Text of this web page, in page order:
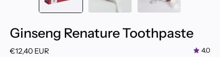
Ginseng Renature Toothpaste
€12,40 EUR 4.0